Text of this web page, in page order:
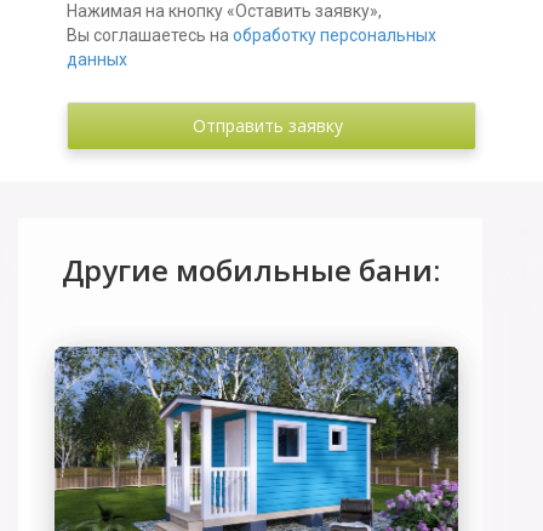
Нажимая на кнопку «Оставить заявку»,
Вы соглашаетесь наобработку персональных
данных
Другие мобильные бани: